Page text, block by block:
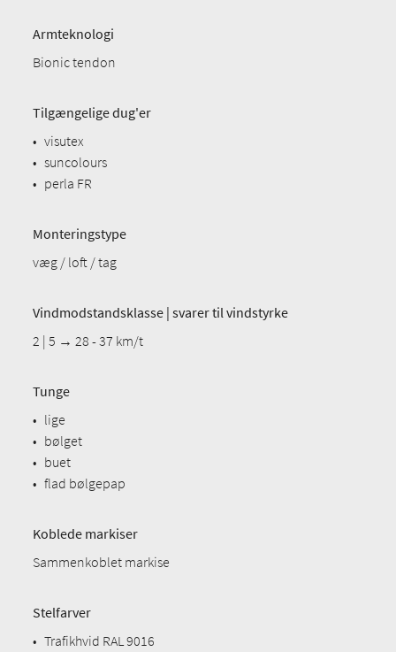
Armteknologi
Bionic tendon
Tilgængelige dug'er
• visutex
• suncolours
• perla FR
Monteringstype
væg / loft / tag
Vindmodstandsklasse | svarer til vindstyrke
2 | 5 → 28 - 37 km/t
Tunge
• lige
• bølget
• buet
• flad bølgepap
Koblede markiser
Sammenkoblet markise
Stelfarver
• Trafikhvid RAL 9016